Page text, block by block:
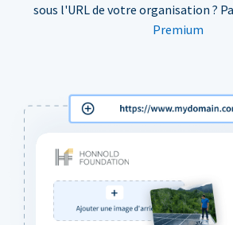
sous l'URL de votre organisation ?
Premium